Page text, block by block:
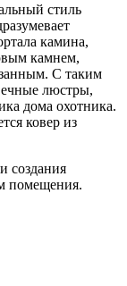
стиль
камина,
камнем,
С таким
люстры,
дома охотника.
ковер из
создания
помещения.